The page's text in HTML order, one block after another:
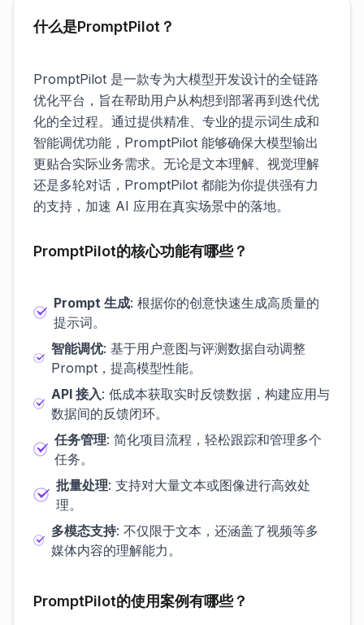
什么是PromptPilot？
PromptPilot 是一款专为大模型开发设计的全链路
优化平台，旨在帮助用户从构想到部署再到迭代优
化的全过程。通过提供精准、专业的提示词生成和
智能调优功能，PromptPilot 能够确保大模型输出
更贴合实际业务需求。无论是文本理解、视觉理解
还是多轮对话，PromptPilot 都能为你提供强有力
的支持，加速 AI 应用在真实场景中的落地。
PromptPilot的核心功能有哪些？
Prompt 生成: 根据你的创意快速生成高质量的
提示词。
智能调优: 基于用户意图与评测数据自动调整
Prompt，提高模型性能。
API 接入: 低成本获取实时反馈数据，构建应用与
数据间的反馈闭环。
任务管理: 简化项目流程，轻松跟踪和管理多个
任务。
批量处理: 支持对大量文本或图像进行高效处
理。
多模态支持: 不仅限于文本，还涵盖了视频等多
媒体内容的理解能力。
PromptPilot的使用案例有哪些？